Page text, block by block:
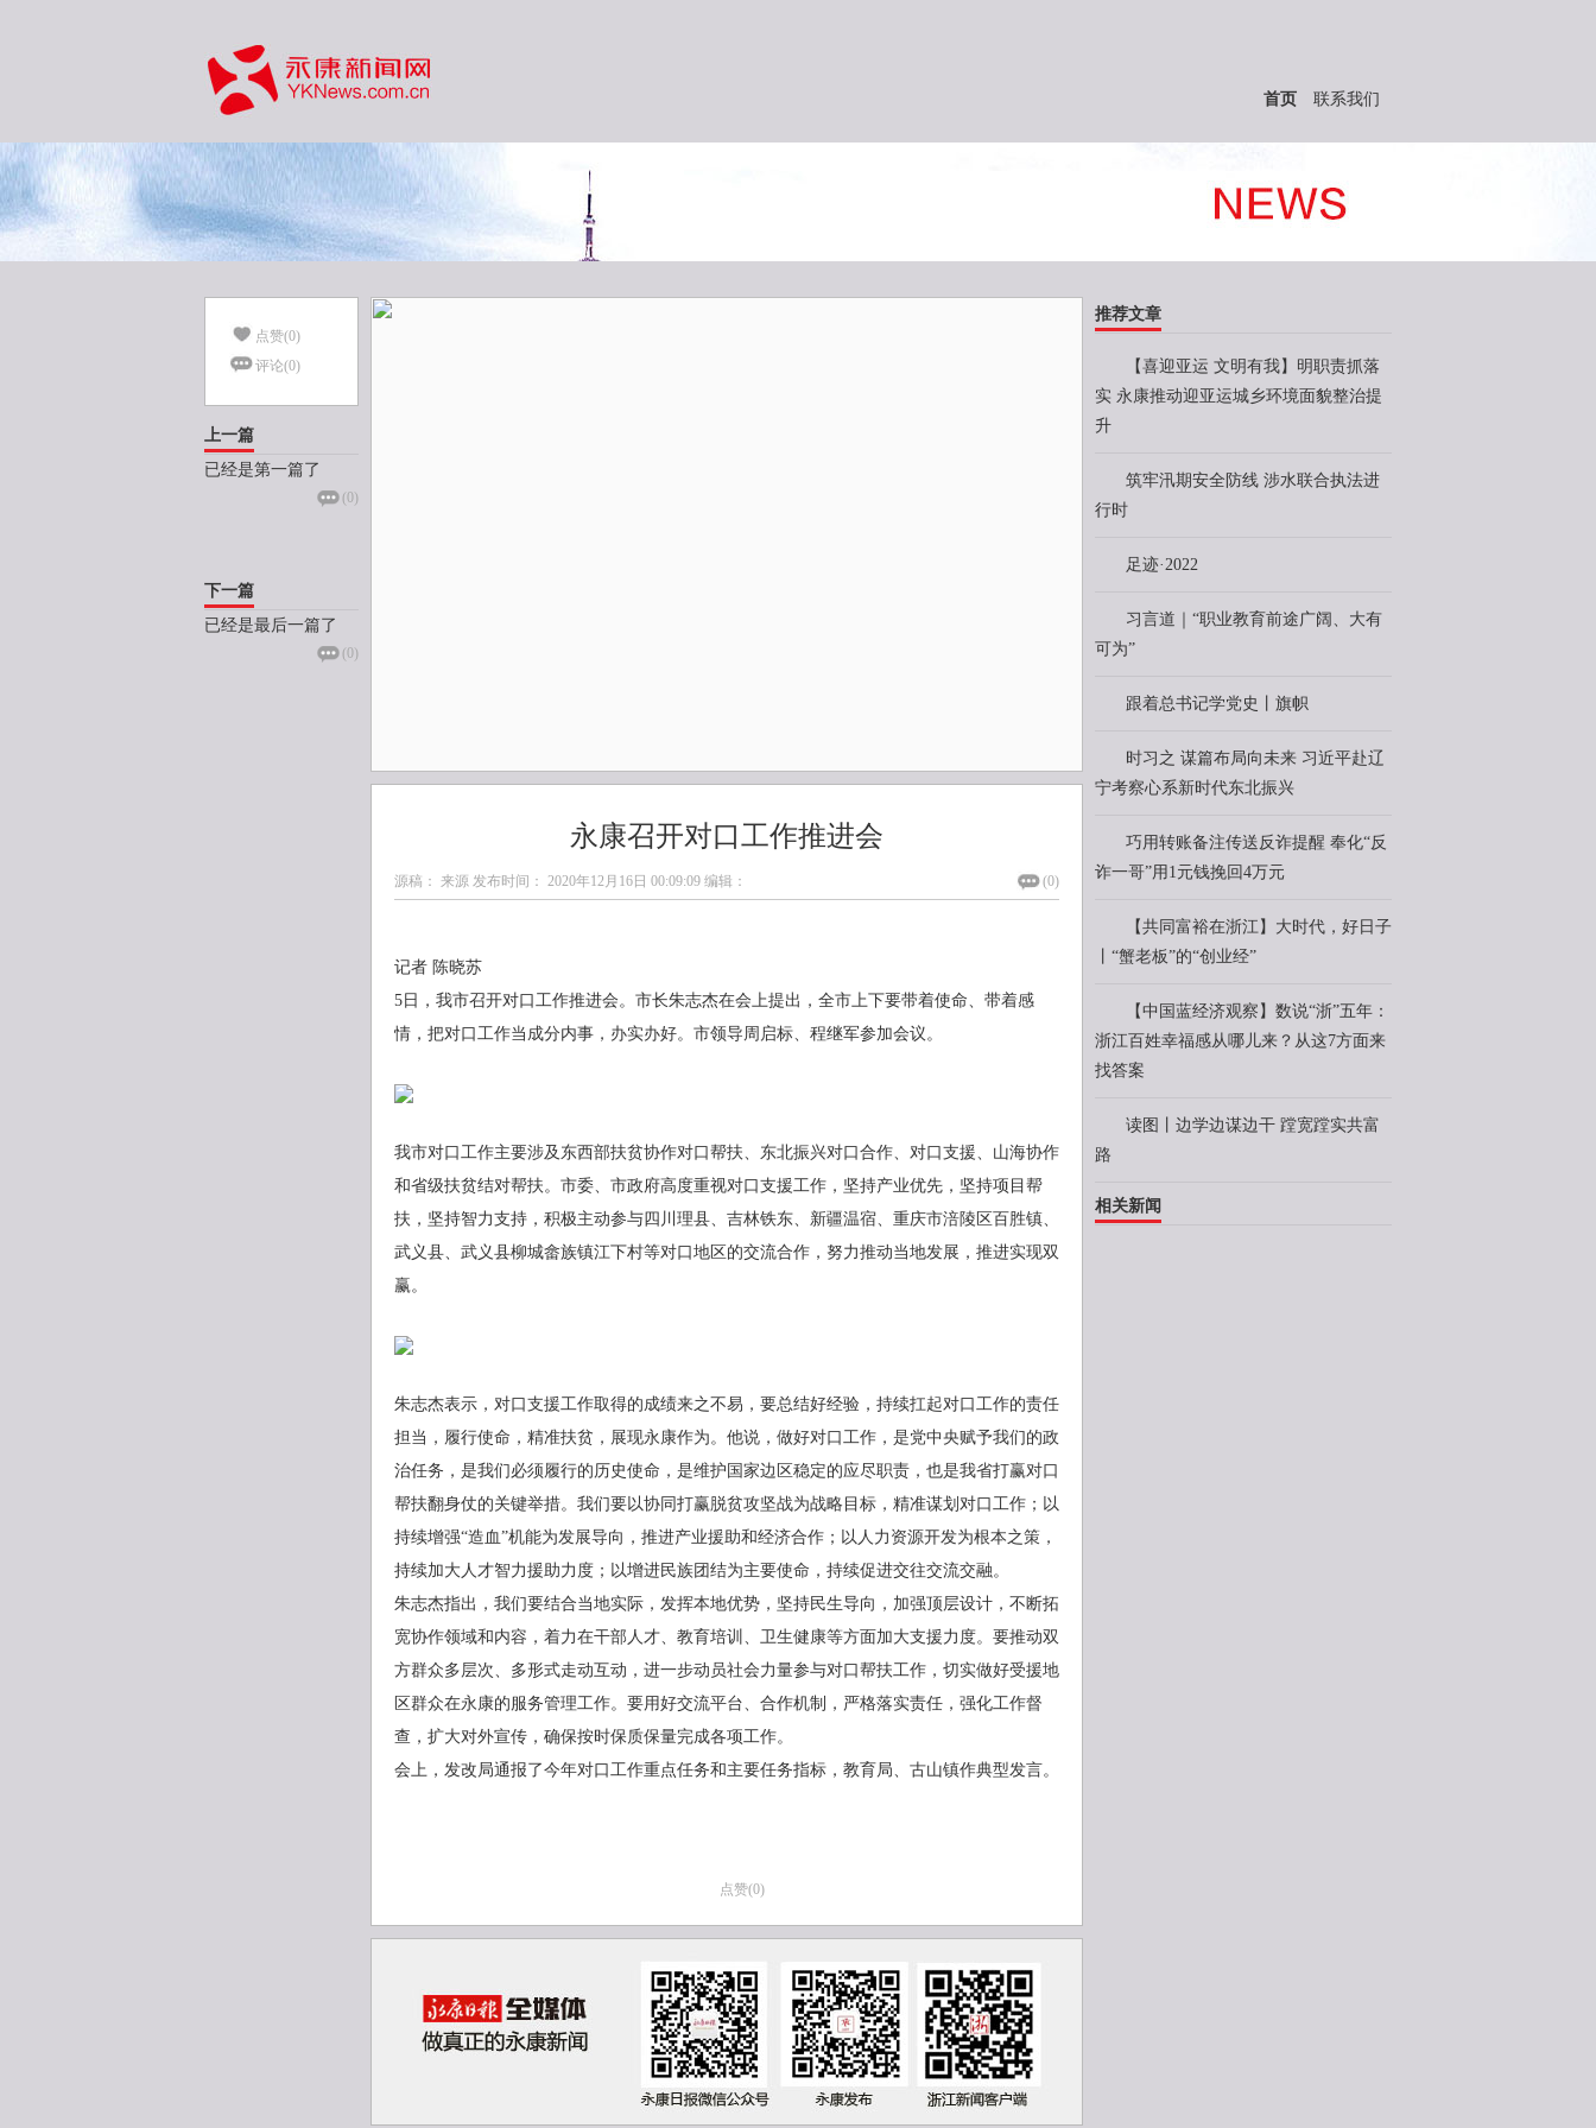
首页 联系我们
点赞(0)
评论(0)
上一篇
已经是第一篇了
(0)
下一篇
已经是最后一篇了
(0)
永康召开对口工作推进会
源稿： 来源 发布时间： 2020年12月16日 00:09:09 编辑： (0)
记者 陈晓苏
5日，我市召开对口工作推进会。市长朱志杰在会上提出，全市上下要带着使命、带着感
情，把对口工作当成分内事，办实办好。市领导周启标、程继军参加会议。
我市对口工作主要涉及东西部扶贫协作对口帮扶、东北振兴对口合作、对口支援、山海协作
和省级扶贫结对帮扶。市委、市政府高度重视对口支援工作，坚持产业优先，坚持项目帮
扶，坚持智力支持，积极主动参与四川理县、吉林铁东、新疆温宿、重庆市涪陵区百胜镇、
武义县、武义县柳城畲族镇江下村等对口地区的交流合作，努力推动当地发展，推进实现双
赢。
朱志杰表示，对口支援工作取得的成绩来之不易，要总结好经验，持续扛起对口工作的责任
担当，履行使命，精准扶贫，展现永康作为。他说，做好对口工作，是党中央赋予我们的政
治任务，是我们必须履行的历史使命，是维护国家边区稳定的应尽职责，也是我省打赢对口
帮扶翻身仗的关键举措。我们要以协同打赢脱贫攻坚战为战略目标，精准谋划对口工作；以
持续增强“造血”机能为发展导向，推进产业援助和经济合作；以人力资源开发为根本之策，
持续加大人才智力援助力度；以增进民族团结为主要使命，持续促进交往交流交融。
朱志杰指出，我们要结合当地实际，发挥本地优势，坚持民生导向，加强顶层设计，不断拓
宽协作领域和内容，着力在干部人才、教育培训、卫生健康等方面加大支援力度。要推动双
方群众多层次、多形式走动互动，进一步动员社会力量参与对口帮扶工作，切实做好受援地
区群众在永康的服务管理工作。要用好交流平台、合作机制，严格落实责任，强化工作督
查，扩大对外宣传，确保按时保质保量完成各项工作。
会上，发改局通报了今年对口工作重点任务和主要任务指标，教育局、古山镇作典型发言。
点赞(0)
推荐文章
【喜迎亚运 文明有我】明职责抓落
实 永康推动迎亚运城乡环境面貌整治提
升
筑牢汛期安全防线 涉水联合执法进
行时
足迹·2022
习言道｜“职业教育前途广阔、大有
可为”
跟着总书记学党史丨旗帜
时习之 谋篇布局向未来 习近平赴辽
宁考察心系新时代东北振兴
巧用转账备注传送反诈提醒 奉化“反
诈一哥”用1元钱挽回4万元
【共同富裕在浙江】大时代，好日子
丨“蟹老板”的“创业经”
【中国蓝经济观察】数说“浙”五年：
浙江百姓幸福感从哪儿来？从这7方面来
找答案
读图丨边学边谋边干 蹚宽蹚实共富
路
相关新闻